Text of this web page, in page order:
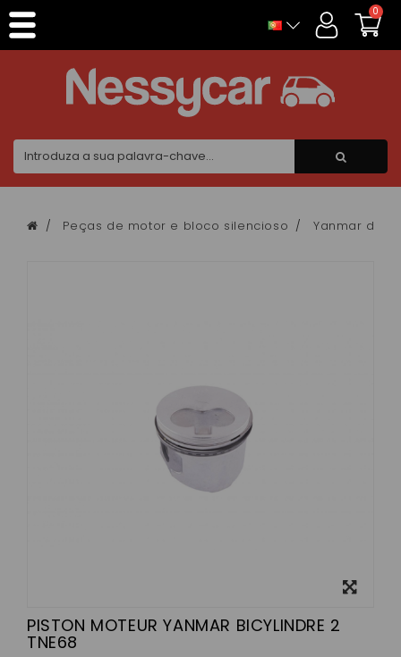
0
Peças de motor e bloco silencioso Yanmar de
PISTON MOTEUR YANMAR BICYLINDRE 2
TNE68
Painel de Gerenciamento de Cookies